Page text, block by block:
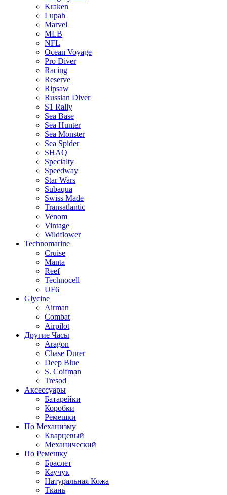
Kraken
Lupah
Marvel
MLB
NFL
Ocean Voyage
Pro Diver
Racing
Reserve
Ripsaw
Russian Diver
S1 Rally
Sea Base
Sea Hunter
Sea Monster
Sea Spider
SHAQ
Specialty
Speedway
Star Wars
Subaqua
Swiss Made
Transatlantic
Venom
Vintage
Wildflower
Technomarine
Cruise
Manta
Reef
Technocell
UF6
Glycine
Airman
Combat
Airpilot
Другие Часы
Aragon
Chase Durer
Deep Blue
S. Coifman
Tresod
Аксессуары
Батарейки
Коробки
Ремешки
По Механизму
Кварцевый
Механический
По Ремешку
Браслет
Каучук
Натуральная Кожа
Ткань